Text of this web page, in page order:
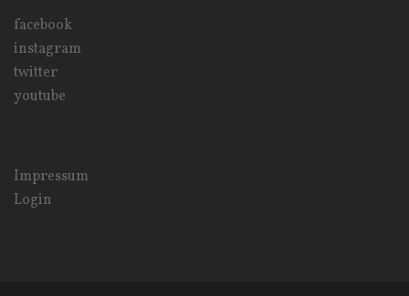
facebook
instagram
twitter
youtube
Impressum
Login